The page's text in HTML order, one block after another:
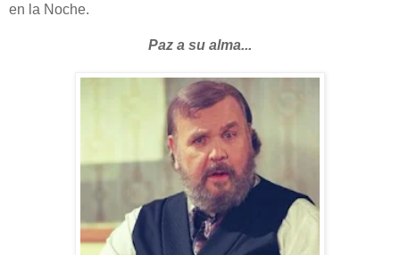
en la Noche.
Paz a su alma...